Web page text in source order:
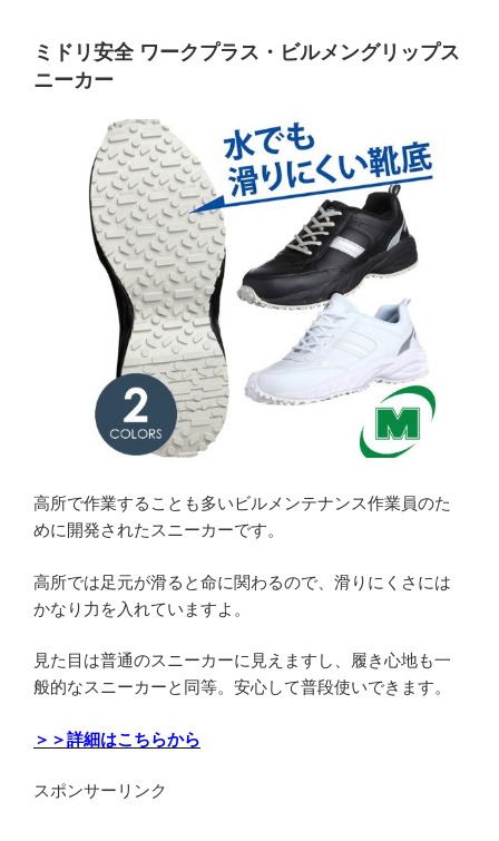
ミドリ安全 ワークプラス・ビルメングリップス
ニーカー
高所で作業することも多いビルメンテナンス作業員のた
めに開発されたスニーカーです。
高所では足元が滑ると命に関わるので、滑りにくさには
かなり力を入れていますよ。
見た目は普通のスニーカーに見えますし、履き心地も一
般的なスニーカーと同等。安心して普段使いできます。
＞＞詳細はこちらから
スポンサーリンク